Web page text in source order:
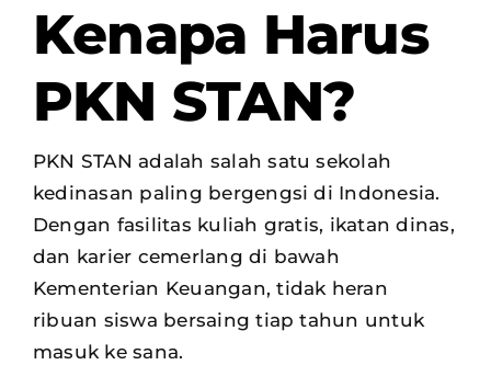
Kenapa Harus
PKN STAN?
PKN STAN adalah salah satu sekolah
kedinasan paling bergengsi di Indonesia.
Dengan fasilitas kuliah gratis, ikatan dinas,
dan karier cemerlang di bawah
Kementerian Keuangan, tidak heran
ribuan siswa bersaing tiap tahun untuk
masuk ke sana.